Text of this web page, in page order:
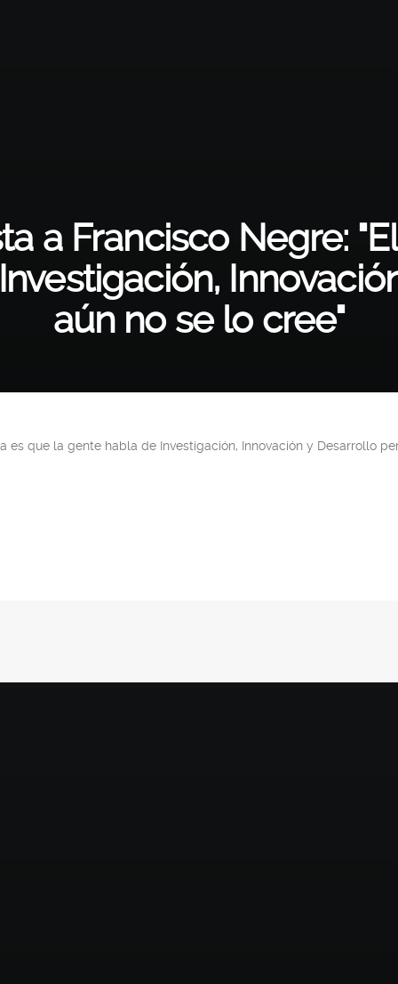
a Francisco Negre:
aún no se lo cree"
es que la gente habla de Investigación, Innovación y Desarrollo